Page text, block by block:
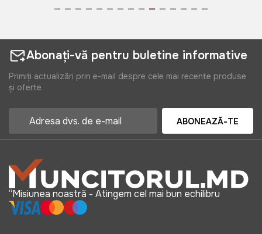
Abonați-vă pentru buletine informative
Primiți actualizări prin e-mail despre cele mai recente produse
și oferte
ABONEAZĂ-TE
“Misiunea noastră - Atingem cel mai bun echilibru